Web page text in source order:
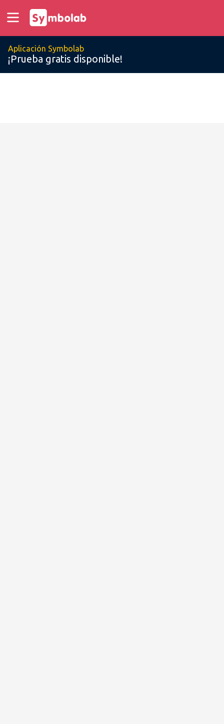
Aplicación Symbolab
¡Prueba gratis disponible!